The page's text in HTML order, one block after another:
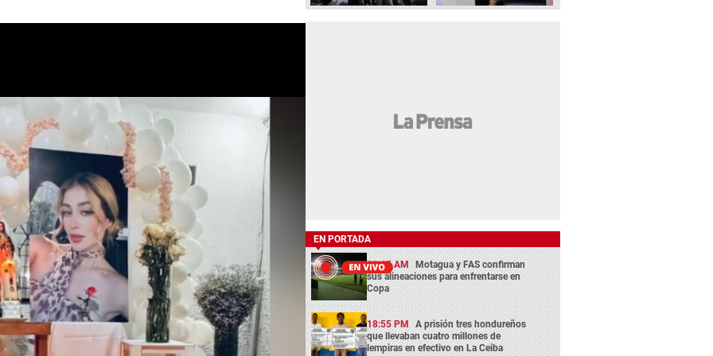
EN PORTADA
11:45 AM Motagua y FAS confirman
sus alineaciones para enfrentarse en
Copa
18:55 PM A prisión tres hondureños
que llevaban cuatro millones de
lempiras en efectivo en La Ceiba